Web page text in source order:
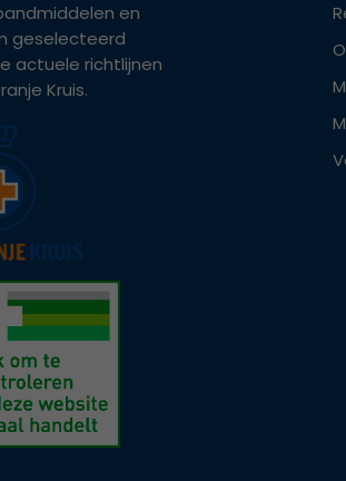
en
geselecteerd
actuele richtlijnen
Kruis.